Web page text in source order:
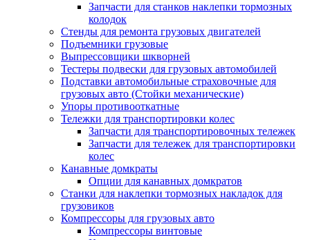
Запчасти для станков наклепки тормозных
колодок
Стенды для ремонта грузовых двигателей
Подъемники грузовые
Выпрессовщики шкворней
Тестеры подвески для грузовых автомобилей
Подставки автомобильные страховочные для
грузовых авто (Стойки механические)
Упоры противооткатные
Тележки для транспортировки колес
Запчасти для транспортировочных тележек
Запчасти для тележек для транспортировки
колес
Канавные домкраты
Опции для канавных домкратов
Станки для наклепки тормозных накладок для
грузовиков
Компрессоры для грузовых авто
Компрессоры винтовые